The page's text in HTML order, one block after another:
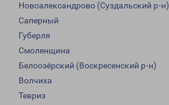
Новоалександрово (Суздальский р-н)
Саперный
Губерля
Смоленщина
Белоозёрский (Воскресенский р-н)
Волчиха
Тевриз